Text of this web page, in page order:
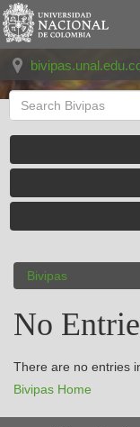
Skip
navigation
Bivipas
No
There are no entries
Bivipas Home